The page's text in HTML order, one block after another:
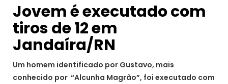
Jovem é executado com
tiros de 12 em
Jandaíra/RN
Um homem identificado por Gustavo, mais
conhecido por “Alcunha Magrão”, foi executado com